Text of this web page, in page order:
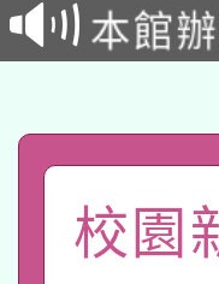
招)
本館
科技
礎課程
A3數
「數
pilot」
有關
校園